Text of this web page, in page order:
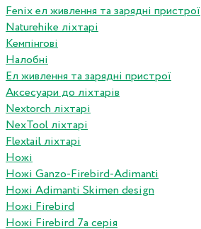
Fenix ел живлення та зарядні пристрої
Naturehike ліхтарі
Кемпінгові
Налобні
Ел живлення та зарядні пристрої
Аксесуари до ліхтарів
Nextorch ліхтарі
NexTool ліхтарі
Flextail ліхтарі
Ножі
Ножі Ganzo-Firebird-Adimanti
Ножі Adimanti Skimen design
Ножі Firebird
Ножі Firebird 7а серія